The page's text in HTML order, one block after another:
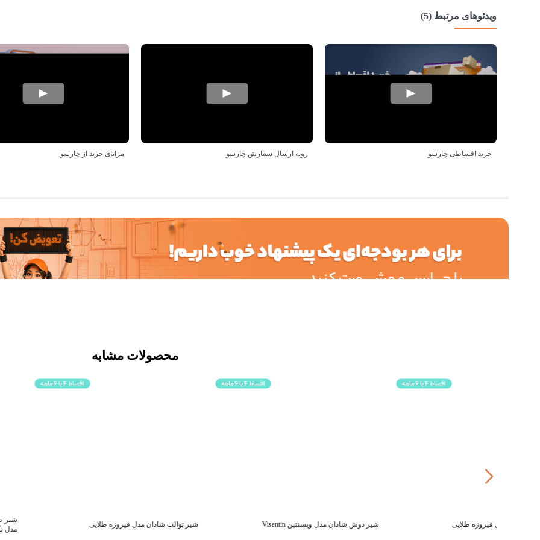
ویدئوهای مرتبط (5)
خرید اقساطی چارسو رویه ارسال سفارش چارسو مزایای خرید از چارسو
محصولات مشابه
شیر دوش شادان مدل ویسنتین Visentin شیر توالت شادان مدل فیروزه طلایی
شیر ظرفشویی دومنظوره شاوری
مدل نگین کروم مات